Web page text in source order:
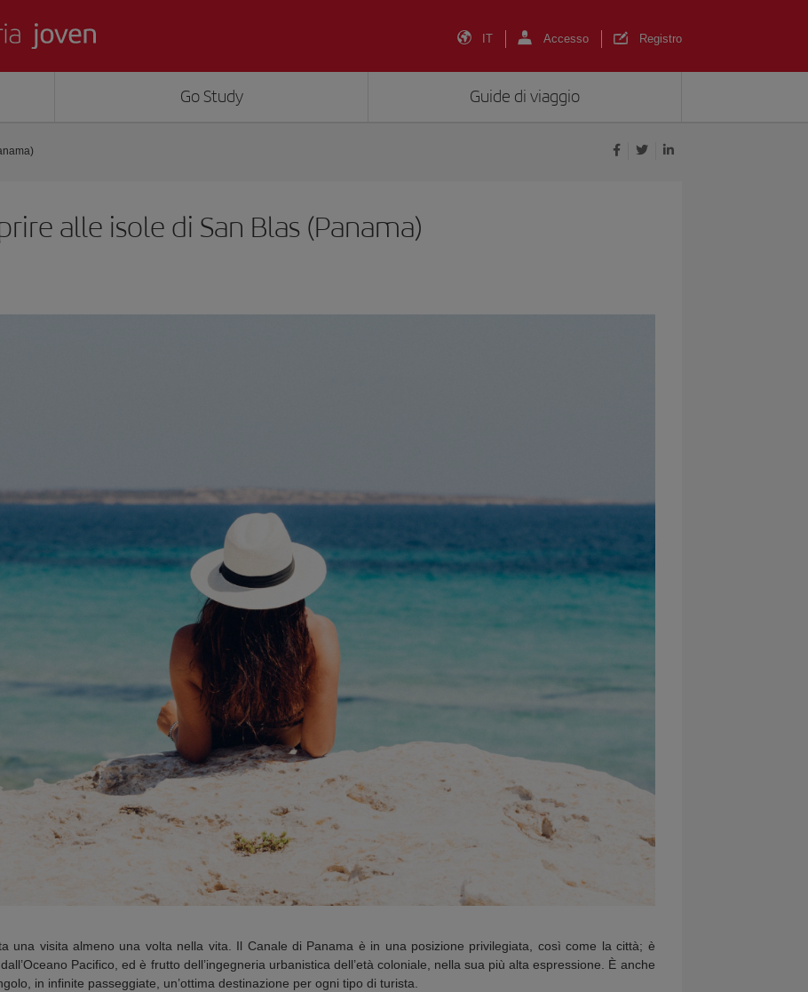
IT Accesso Registro
Go Study Guide di viaggio
alle isole di San Blas (Panama)
una visita almeno una volta nella vita. Il Canale di Panama è in una posizione privilegiata, così come la città; è
Pacifico, ed è frutto dell’ingegneria urbanistica dell’età coloniale, nella sua più alta espressione. È anche
in infinite passeggiate, un’ottima destinazione per ogni tipo di turista.